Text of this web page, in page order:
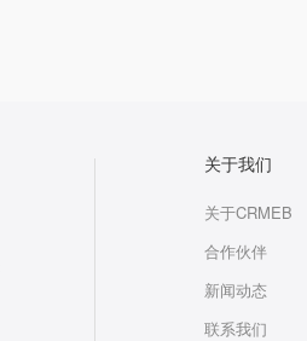
关于我们
关于CRMEB
合作伙伴
新闻动态
联系我们